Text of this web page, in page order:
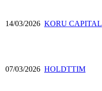
14/03/2026 KORU CAPITAL
07/03/2026 HOLDTTIM